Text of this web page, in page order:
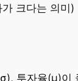
크다는 의미)
투자율(μ)이